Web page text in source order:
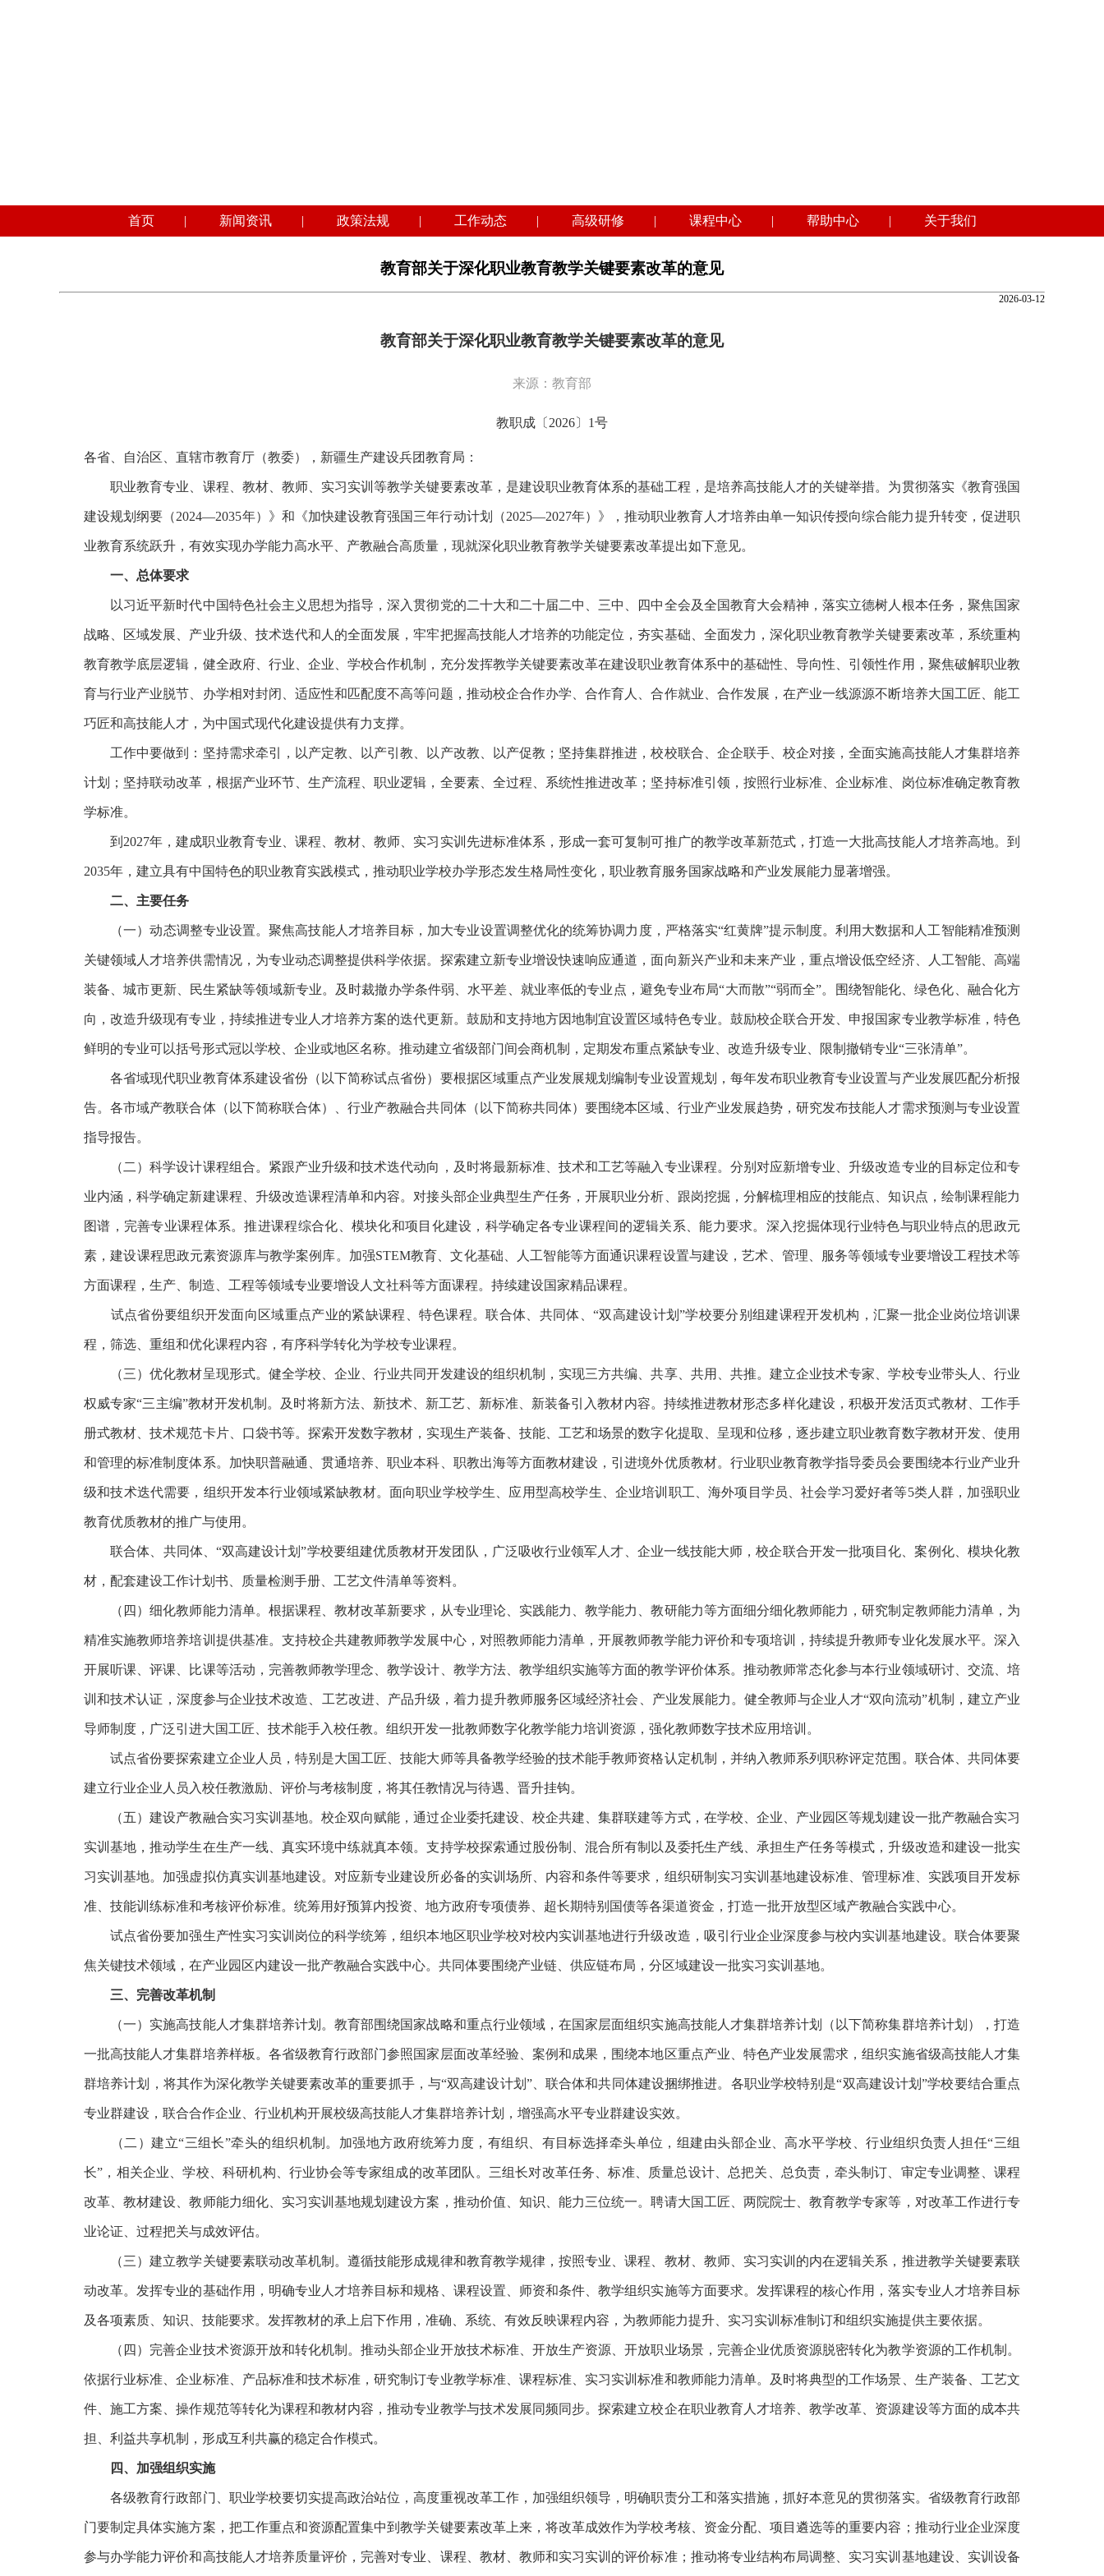
首页 | 新闻资讯 | 政策法规 | 工作动态 | 高级研修 | 课程中心 | 帮助中心 | 关于我们
教育部关于深化职业教育教学关键要素改革的意见
2026-03-12
教育部关于深化职业教育教学关键要素改革的意见
来源：教育部
教职成〔 2026〕1号
各省、自治区、直辖市教育厅（教委），新疆生产建设兵团教育局：
职业教育专业、课程、教材、教师、实习实训等教学关键要素改革，是建设职业教育体系的基础工程，是培养高技能人才的关键举措。为贯彻落实《教育强国
建设规划纲要（2024—2035年）》和《加快建设教育强国三年行动计划（2025—2027年）》，推动职业教育人才培养由单一知识传授向综合能力提升转变，促进职
业教育系统跃升，有效实现办学能力高水平、产教融合高质量，现就深化职业教育教学关键要素改革提出如下意见。
一、总体要求
以习近平新时代中国特色社会主义思想为指导，深入贯彻党的二十大和二十届二中、三中、四中全会及全国教育大会精神，落实立德树人根本任务，聚焦国家
战略、区域发展、产业升级、技术迭代和人的全面发展，牢牢把握高技能人才培养的功能定位，夯实基础、全面发力，深化职业教育教学关键要素改革，系统重构
教育教学底层逻辑，健全政府、行业、企业、学校合作机制，充分发挥教学关键要素改革在建设职业教育体系中的基础性、导向性、引领性作用，聚焦破解职业教
育与行业产业脱节、办学相对封闭、适应性和匹配度不高等问题，推动校企合作办学、合作育人、合作就业、合作发展，在产业一线源源不断培养大国工匠、能工
巧匠和高技能人才，为中国式现代化建设提供有力支撑。
工作中要做到：坚持需求牵引，以产定教、以产引教、以产改教、以产促教；坚持集群推进，校校联合、企企联手、校企对接，全面实施高技能人才集群培养
计划；坚持联动改革，根据产业环节、生产流程、职业逻辑，全要素、全过程、系统性推进改革；坚持标准引领，按照行业标准、企业标准、岗位标准确定教育教
学标准。
到 2027年，建成职业教育专业、课程、教材、教师、实习实训先进标准体系，形成一套可复制可推广的教学改革新范式，打造一大批高技能人才培养高地。到
2035年，建立具有中国特色的职业教育实践模式，推动职业学校办学形态发生格局性变化，职业教育服务国家战略和产业发展能力显著增强。
二、主要任务
（一）动态调整专业设置。聚焦高技能人才培养目标，加大专业设置调整优化的统筹协调力度，严格落实“红黄牌”提示制度。利用大数据和人工智能精准预测
关键领域人才培养供需情况，为专业动态调整提供科学依据。探索建立新专业增设快速响应通道，面向新兴产业和未来产业，重点增设低空经济、人工智能、高端
装备、城市更新、民生紧缺等领域新专业。及时裁撤办学条件弱、水平差、就业率低的专业点，避免专业布局“大而散”“弱而全”。围绕智能化、绿色化、融合化方
向，改造升级现有专业，持续推进专业人才培养方案的迭代更新。鼓励和支持地方因地制宜设置区域特色专业。鼓励校企联合开发、申报国家专业教学标准，特色
鲜明的专业可以括号形式冠以学校、企业或地区名称。推动建立省级部门间会商机制，定期发布重点紧缺专业、改造升级专业、限制撤销专业“三张清单”。
各省域现代职业教育体系建设省份（以下简称试点省份）要根据区域重点产业发展规划编制专业设置规划，每年发布职业教育专业设置与产业发展匹配分析报
告。各市域产教联合体（以下简称联合体）、行业产教融合共同体（以下简称共同体）要围绕本区域、行业产业发展趋势，研究发布技能人才需求预测与专业设置
指导报告。
（二）科学设计课程组合。紧跟产业升级和技术迭代动向，及时将最新标准、技术和工艺等融入专业课程。分别对应新增专业、升级改造专业的目标定位和专
业内涵，科学确定新建课程、升级改造课程清单和内容。对接头部企业典型生产任务，开展职业分析、跟岗挖掘，分解梳理相应的技能点、知识点，绘制课程能力
图谱，完善专业课程体系。推进课程综合化、模块化和项目化建设，科学确定各专业课程间的逻辑关系、能力要求。深入挖掘体现行业特色与职业特点的思政元
素，建设课程思政元素资源库与教学案例库。加强STEM教育、文化基础、人工智能等方面通识课程设置与建设，艺术、管理、服务等领域专业要增设工程技术等
方面课程，生产、制造、工程等领域专业要增设人文社科等方面课程。持续建设国家精品课程。
试点省份要组织开发面向区域重点产业的紧缺课程、特色课程。联合体、共同体、 “双高建设计划”学校要分别组建课程开发机构，汇聚一批企业岗位培训课
程，筛选、重组和优化课程内容，有序科学转化为学校专业课程。
（三）优化教材呈现形式。健全学校、企业、行业共同开发建设的组织机制，实现三方共编、共享、共用、共推。建立企业技术专家、学校专业带头人、行业
权威专家“三主编”教材开发机制。及时将新方法、新技术、新工艺、新标准、新装备引入教材内容。持续推进教材形态多样化建设，积极开发活页式教材、工作手
册式教材、技术规范卡片、口袋书等。探索开发数字教材，实现生产装备、技能、工艺和场景的数字化提取、呈现和位移，逐步建立职业教育数字教材开发、使用
和管理的标准制度体系。加快职普融通、贯通培养、职业本科、职教出海等方面教材建设，引进境外优质教材。行业职业教育教学指导委员会要围绕本行业产业升
级和技术迭代需要，组织开发本行业领域紧缺教材。面向职业学校学生、应用型高校学生、企业培训职工、海外项目学员、社会学习爱好者等5类人群，加强职业
教育优质教材的推广与使用。
联合体、共同体、 “双高建设计划”学校要组建优质教材开发团队，广泛吸收行业领军人才、企业一线技能大师，校企联合开发一批项目化、案例化、模块化教
材，配套建设工作计划书、质量检测手册、工艺文件清单等资料。
（四）细化教师能力清单。根据课程、教材改革新要求，从专业理论、实践能力、教学能力、教研能力等方面细分细化教师能力，研究制定教师能力清单，为
精准实施教师培养培训提供基准。支持校企共建教师教学发展中心，对照教师能力清单，开展教师教学能力评价和专项培训，持续提升教师专业化发展水平。深入
开展听课、评课、比课等活动，完善教师教学理念、教学设计、教学方法、教学组织实施等方面的教学评价体系。推动教师常态化参与本行业领域研讨、交流、培
训和技术认证，深度参与企业技术改造、工艺改进、产品升级，着力提升教师服务区域经济社会、产业发展能力。健全教师与企业人才“双向流动”机制，建立产业
导师制度，广泛引进大国工匠、技术能手入校任教。组织开发一批教师数字化教学能力培训资源，强化教师数字技术应用培训。
试点省份要探索建立企业人员，特别是大国工匠、技能大师等具备教学经验的技术能手教师资格认定机制，并纳入教师系列职称评定范围。联合体、共同体要
建立行业企业人员入校任教激励、评价与考核制度，将其任教情况与待遇、晋升挂钩。
（五）建设产教融合实习实训基地。校企双向赋能，通过企业委托建设、校企共建、集群联建等方式，在学校、企业、产业园区等规划建设一批产教融合实习
实训基地，推动学生在生产一线、真实环境中练就真本领。支持学校探索通过股份制、混合所有制以及委托生产线、承担生产任务等模式，升级改造和建设一批实
习实训基地。加强虚拟仿真实训基地建设。对应新专业建设所必备的实训场所、内容和条件等要求，组织研制实习实训基地建设标准、管理标准、实践项目开发标
准、技能训练标准和考核评价标准。统筹用好预算内投资、地方政府专项债券、超长期特别国债等各渠道资金，打造一批开放型区域产教融合实践中心。
试点省份要加强生产性实习实训岗位的科学统筹，组织本地区职业学校对校内实训基地进行升级改造，吸引行业企业深度参与校内实训基地建设。联合体要聚
焦关键技术领域，在产业园区内建设一批产教融合实践中心。共同体要围绕产业链、供应链布局，分区域建设一批实习实训基地。
三、完善改革机制
（一）实施高技能人才集群培养计划。教育部围绕国家战略和重点行业领域，在国家层面组织实施高技能人才集群培养计划（以下简称集群培养计划），打造
一批高技能人才集群培养样板。各省级教育行政部门参照国家层面改革经验、案例和成果，围绕本地区重点产业、特色产业发展需求，组织实施省级高技能人才集
群培养计划，将其作为深化教学关键要素改革的重要抓手，与“双高建设计划”、联合体和共同体建设捆绑推进。各职业学校特别是“双高建设计划”学校要结合重点
专业群建设，联合合作企业、行业机构开展校级高技能人才集群培养计划，增强高水平专业群建设实效。
（二）建立“三组长”牵头的组织机制。加强地方政府统筹力度，有组织、有目标选择牵头单位，组建由头部企业、高水平学校、行业组织负责人担任“三组
长”，相关企业、学校、科研机构、行业协会等专家组成的改革团队。三组长对改革任务、标准、质量总设计、总把关、总负责，牵头制订、审定专业调整、课程
改革、教材建设、教师能力细化、实习实训基地规划建设方案，推动价值、知识、能力三位统一。聘请大国工匠、两院院士、教育教学专家等，对改革工作进行专
业论证、过程把关与成效评估。
（三）建立教学关键要素联动改革机制。遵循技能形成规律和教育教学规律，按照专业、课程、教材、教师、实习实训的内在逻辑关系，推进教学关键要素联
动改革。发挥专业的基础作用，明确专业人才培养目标和规格、课程设置、师资和条件、教学组织实施等方面要求。发挥课程的核心作用，落实专业人才培养目标
及各项素质、知识、技能要求。发挥教材的承上启下作用，准确、系统、有效反映课程内容，为教师能力提升、实习实训标准制订和组织实施提供主要依据。
（四）完善企业技术资源开放和转化机制。推动头部企业开放技术标准、开放生产资源、开放职业场景，完善企业优质资源脱密转化为教学资源的工作机制。
依据行业标准、企业标准、产品标准和技术标准，研究制订专业教学标准、课程标准、实习实训标准和教师能力清单。及时将典型的工作场景、生产装备、工艺文
件、施工方案、操作规范等转化为课程和教材内容，推动专业教学与技术发展同频同步。探索建立校企在职业教育人才培养、教学改革、资源建设等方面的成本共
担、利益共享机制，形成互利共赢的稳定合作模式。
四、加强组织实施
各级教育行政部门、职业学校要切实提高政治站位，高度重视改革工作，加强组织领导，明确职责分工和落实措施，抓好本意见的贯彻落实。省级教育行政部
门要制定具体实施方案，把工作重点和资源配置集中到教学关键要素改革上来，将改革成效作为学校考核、资金分配、项目遴选等的重要内容；推动行业企业深度
参与办学能力评价和高技能人才培养质量评价，完善对专业、课程、教材、教师和实习实训的评价标准；推动将专业结构布局调整、实习实训基地建设、实训设备